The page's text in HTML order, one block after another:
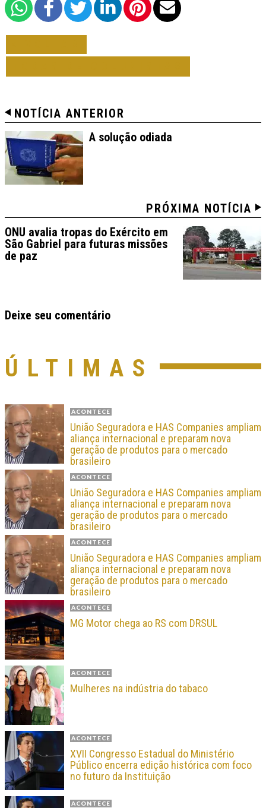
NOTÍCIA ANTERIOR
A solução odiada
PRÓXIMA NOTÍCIA
ONU avalia tropas do Exército em
São Gabriel para futuras missões
de paz
Deixe seu comentário
ÚLTIMAS
ACONTECE
União Seguradora e HAS Companies ampliam
aliança internacional e preparam nova
geração de produtos para o mercado
brasileiro
ACONTECE
União Seguradora e HAS Companies ampliam
aliança internacional e preparam nova
geração de produtos para o mercado
brasileiro
ACONTECE
União Seguradora e HAS Companies ampliam
aliança internacional e preparam nova
geração de produtos para o mercado
brasileiro
ACONTECE
MG Motor chega ao RS com DRSUL
ACONTECE
Mulheres na indústria do tabaco
ACONTECE
XVII Congresso Estadual do Ministério
Público encerra edição histórica com foco
no futuro da Instituição
ACONTECE